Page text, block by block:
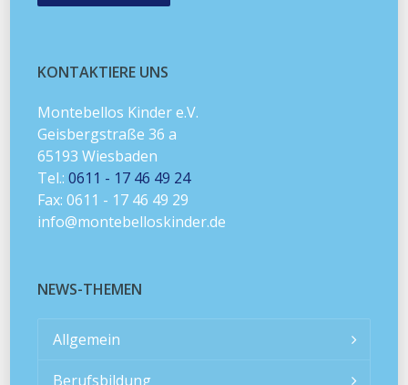
KONTAKTIERE UNS
Montebellos Kinder e.V.
Geisbergstraße 36 a
65193 Wiesbaden
Tel.:0611 - 17 46 49 24
Fax: 0611 - 17 46 49 29
info@montebelloskinder.de
NEWS-THEMEN
Allgemein
Berufsbildung